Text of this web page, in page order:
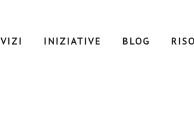
INIZIATIVE BLOG